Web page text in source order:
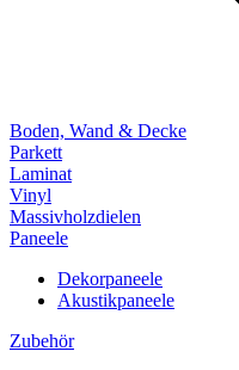
Boden, Wand & Decke
Parkett
Laminat
Vinyl
Massivholzdielen
Paneele
Dekorpaneele
Akustikpaneele
Zubehör